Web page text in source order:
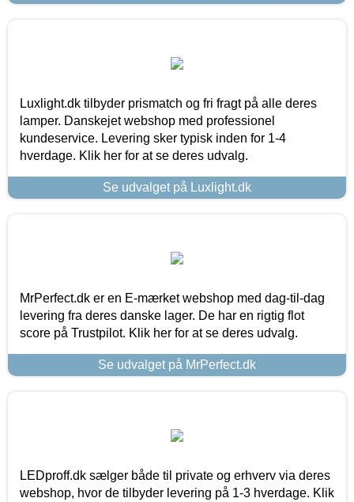
Luxlight.dk tilbyder prismatch og fri fragt på alle deres
lamper. Danskejet webshop med professionel
kundeservice. Levering sker typisk inden for 1-4
hverdage. Klik her for at se deres udvalg.
Se udvalget på Luxlight.dk
MrPerfect.dk er en E-mærket webshop med dag-til-dag
levering fra deres danske lager. De har en rigtig flot
score på Trustpilot. Klik her for at se deres udvalg.
Se udvalget på MrPerfect.dk
LEDproff.dk sælger både til private og erhverv via deres
webshop, hvor de tilbyder levering på 1-3 hverdage. Klik